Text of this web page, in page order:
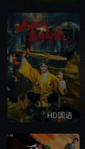
HD国语